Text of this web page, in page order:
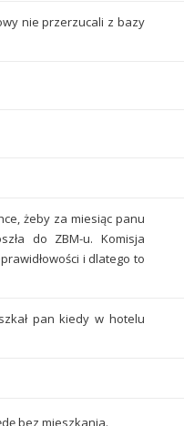
nie przerzucali z bazy
żeby za miesiąc panu
do ZBM-u. Komisja
i dlatego to
pan kiedy w hotelu
bez mieszkania.